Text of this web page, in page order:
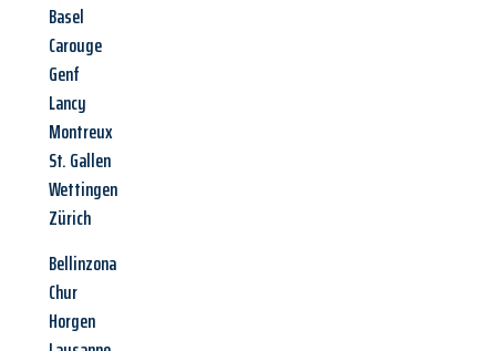
Basel
Carouge
Genf
Lancy
Montreux
St. Gallen
Wettingen
Zürich
Bellinzona
Chur
Horgen